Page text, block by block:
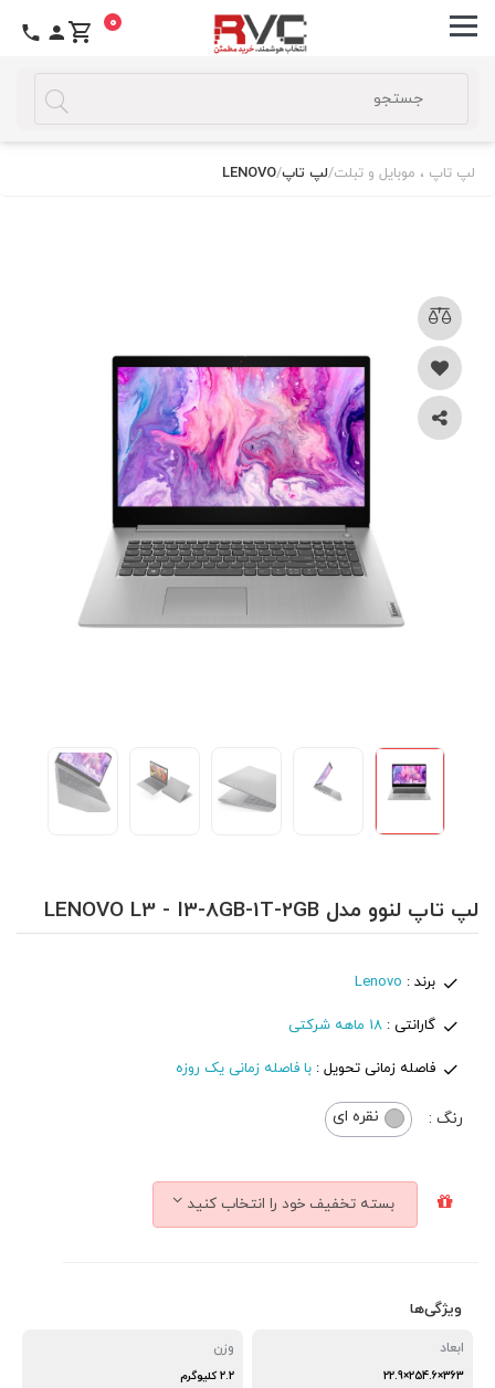
0
لپ تاپ ، موبایل و تبلت/لپ تاپ/
LENOVO
لپ تاپ لنوو مدل LENOVO L3 - I3-8GB-1T-2GB
برند : Lenovo
گارانتی :18 ماهه شرکتی
فاصله زمانی تحویل : با فاصله زمانی یک روزه
رنگ : نقره ای
بسته تخفیف خود را انتخاب کنید
ویژگی‌ها
ابعاد
363×254.6×22.9
وزن
2.2 کلیوگرم